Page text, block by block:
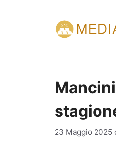
23 Maggio 2025